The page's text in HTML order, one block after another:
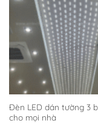
Đèn LED dán tường 3
cho mọi nhà